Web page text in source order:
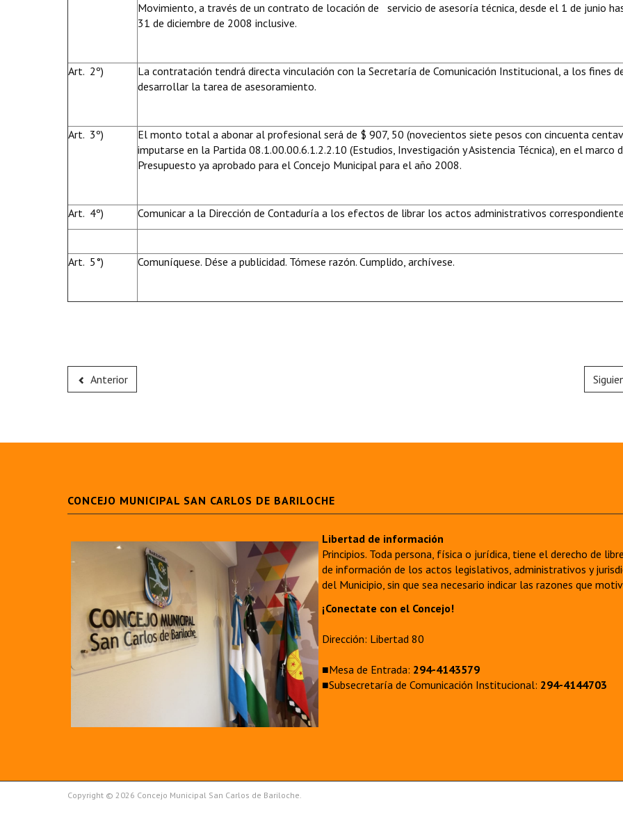
Movimiento, a través de un contrato de locación de servicio de asesoría técnica, desde el 1 de junio
31 de diciembre de 2008 inclusive.
Art. 2º)
La contratación tendrá directa vinculación con la Secretaría de Comunicación Institucional, a los fines
desarrollar la tarea de asesoramiento.
Art. 3º)
El monto total a abonar al profesional será de $ 907, 50 (novecientos siete pesos con cincuenta
imputarse en la Partida 08.1.00.00.6.1.2.2.10 (Estudios, Investigación y Asistencia Técnica), en el marco
Presupuesto ya aprobado para el Concejo Municipal para el año 2008.
Art. 4º) Comunicar a la Dirección de Contaduría a los efectos de librar los actos administrativos
Art. 5°) Comuníquese. Dése a publicidad. Tómese razón. Cumplido, archívese.
Anterior
CONCEJO MUNICIPAL SAN CARLOS DE BARILOCHE
Libertad de información
Principios. Toda persona, física o jurídica, tiene el derecho de
de información de los actos legislativos, administrativos y
del Municipio, sin que sea necesario indicar las razones que
¡Conectate con el Concejo!
Dirección: Libertad 80
■Mesa de Entrada: 294-4143579
■Subsecretaría de Comunicación Institucional: 294-4144703
Copyright © 2026 Concejo Municipal San Carlos de Bariloche.